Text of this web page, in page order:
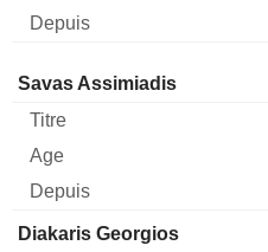
Administrateur Titre
Savas Assimiadis
Diakaris Georgios